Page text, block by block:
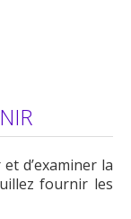
d’examiner la
fournir les